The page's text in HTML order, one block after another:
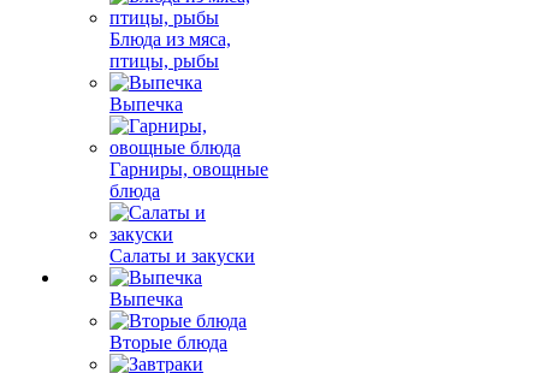
Блюда из мяса,
птицы, рыбы
Выпечка
Гарниры, овощные
блюда
Салаты и закуски
Выпечка
Вторые блюда